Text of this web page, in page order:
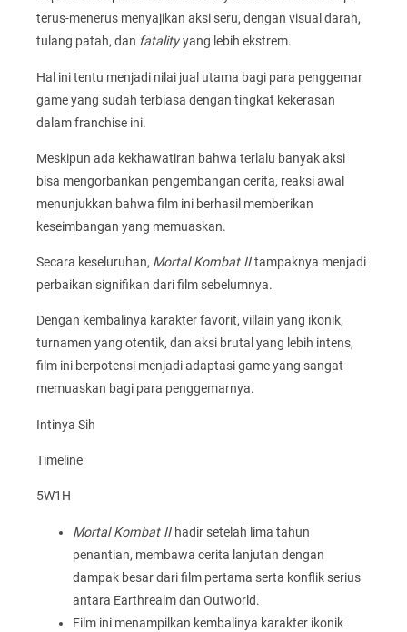
terus-menerus menyajikan aksi seru, dengan visual darah,
tulang patah, dan fatalityyang lebih ekstrem.
Hal ini tentu menjadi nilai jual utama bagi para penggemar
game yang sudah terbiasa dengan tingkat kekerasan
dalam franchise ini.
Meskipun ada kekhawatiran bahwa terlalu banyak aksi
bisa mengorbankan pengembangan cerita, reaksi awal
menunjukkan bahwa film ini berhasil memberikan
keseimbangan yang memuaskan.
Secara keseluruhan, Mortal Kombat IItampaknya menjadi
perbaikan signifikan dari film sebelumnya.
Dengan kembalinya karakter favorit, villain yang ikonik,
turnamen yang otentik, dan aksi brutal yang lebih intens,
film ini berpotensi menjadi adaptasi game yang sangat
memuaskan bagi para penggemarnya.
Intinya Sih
Timeline
5W1H
Mortal Kombat II hadir setelah lima tahun
penantian, membawa cerita lanjutan dengan
dampak besar dari film pertama serta konflik serius
antara Earthrealm dan Outworld.
Film ini menampilkan kembalinya karakter ikonik